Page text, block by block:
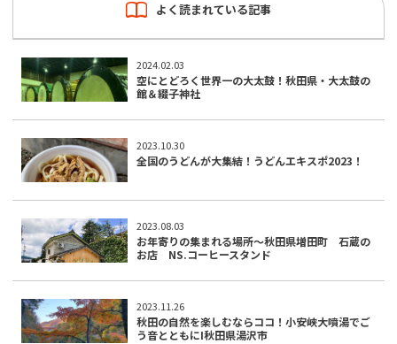
よく読まれている記事
2024.02.03
空にとどろく世界一の大太鼓！秋田県・大太鼓の
館＆綴子神社
2023.10.30
全国のうどんが大集結！うどんエキスポ2023！
2023.08.03
お年寄りの集まれる場所～秋田県増田町 石蔵の
お店 NS.コーヒースタンド
2023.11.26
秋田の自然を楽しむならココ！小安峡大噴湯でご
う音とともにI秋田県湯沢市